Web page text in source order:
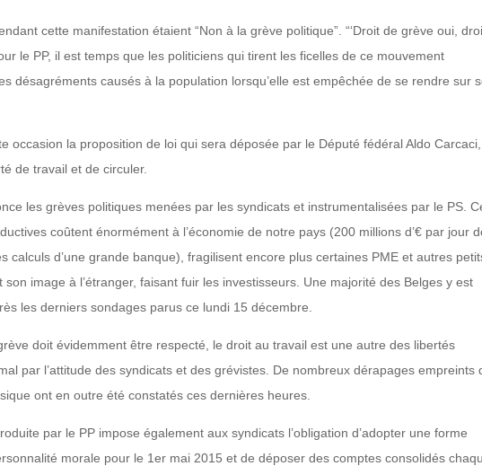
cette manifestation étaient “Non à la grève politique”. “‘Droit de grève oui,
le PP, il est temps que les politiciens qui tirent les ficelles de ce mouvement
désagréments causés à la population lorsqu’elle est empêchée de se rendre sur
occasion la proposition de loi qui sera déposée par le Député fédéral Aldo Carcaci,
de travail et de circuler.
les grèves politiques menées par les syndicats et instrumentalisées par le PS.
coûtent énormément à l’économie de notre pays (200 millions d’€ par jour
calculs d’une grande banque), fragilisent encore plus certaines PME et autres
image à l’étranger, faisant fuir les investisseurs. Une majorité des Belges y est
les derniers sondages parus ce lundi 15 décembre.
doit évidemment être respecté, le droit au travail est une autre des libertés
par l’attitude des syndicats et des grévistes. De nombreux dérapages empreints
ont en outre été constatés ces dernières heures.
par le PP impose également aux syndicats l’obligation d’adopter une forme
morale pour le 1er mai 2015 et de déposer des comptes consolidés